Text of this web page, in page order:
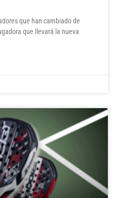
que han cambiado de
que llevará la nueva